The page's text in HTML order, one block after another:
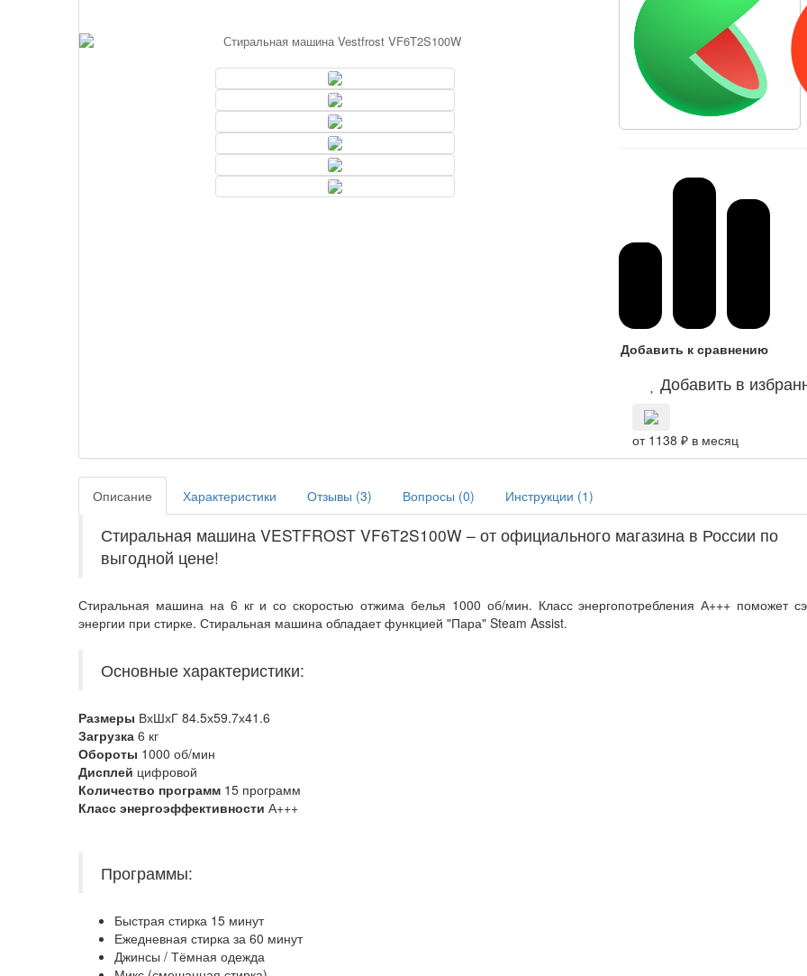
Добавить к сравнению
Добавить в
от 1138 ₽ в месяц
Описание Характеристики Отзывы (3) Вопросы (0) Инструкции (1)
Стиральная машина VESTFROST VF6T2S100W – от официального магазина в России по
выгодной цене!
Стиральная машина на 6 кг и со скоростью отжима белья 1000 об/мин. Класс энергопотребления А+++ поможет
энергии при стирке. Стиральная машина обладает функцией "Пара" Steam Assist.
Основные характеристики:
Размеры ВхШхГ 84.5х59.7х41.6
Загрузка 6 кг
Обороты 1000 об/мин
Дисплей цифровой
Количество программ 15 программ
Класс энергоэффективности А+++
Программы:
Быстрая стирка 15 минут
Ежедневная стирка за 60 минут
Джинсы / Тёмная одежда